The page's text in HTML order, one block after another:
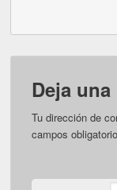
Deja
Tu dirección de
campos